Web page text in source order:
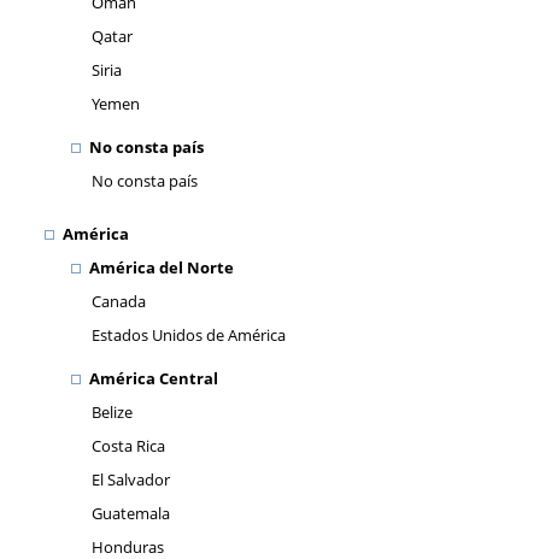
Qatar
Siria
Yemen
No consta país
No consta país
América
América del Norte
Canada
Estados Unidos de América
América Central
Belize
Costa Rica
El Salvador
Guatemala
Honduras